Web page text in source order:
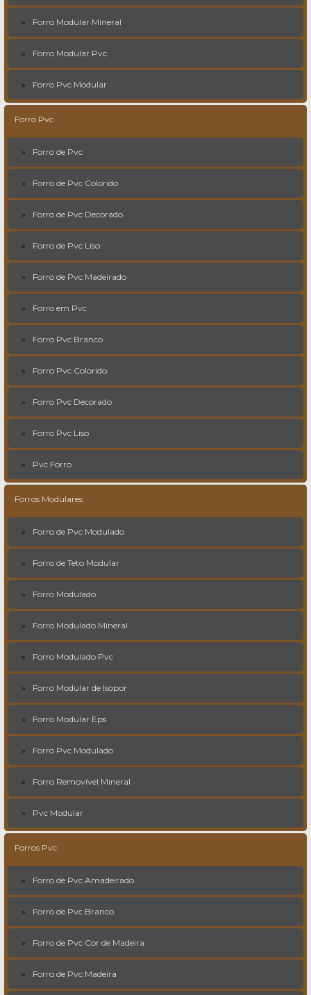
Forro Modular Mineral
Forro Modular Pvc
Forro Pvc Modular
Forro Pvc
Forro de Pvc
Forro de Pvc Colorido
Forro de Pvc Decorado
Forro de Pvc Liso
Forro de Pvc Madeirado
Forro em Pvc
Forro Pvc Branco
Forro Pvc Colorido
Forro Pvc Decorado
Forro Pvc Liso
Pvc Forro
Forros Modulares
Forro de Pvc Modulado
Forro de Teto Modular
Forro Modulado
Forro Modulado Mineral
Forro Modulado Pvc
Forro Modular de Isopor
Forro Modular Eps
Forro Pvc Modulado
Forro Removível Mineral
Pvc Modular
Forros Pvc
Forro de Pvc Amadeirado
Forro de Pvc Branco
Forro de Pvc Cor de Madeira
Forro de Pvc Madeira